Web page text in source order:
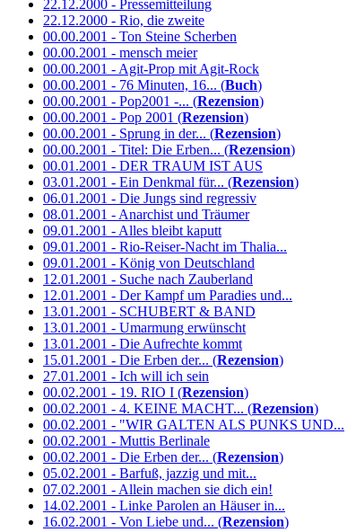
22.12.2000 - Pressemitteilung
22.12.2000 - Rio, die zweite
00.00.2001 - Ton Steine Scherben
00.00.2001 - mensch meier
00.00.2001 - Agit-Prop mit Agit-Rock
00.00.2001 - 76 Minuten, 16... (Buch)
00.00.2001 - Pop2001 -... (Rezension)
00.00.2001 - Pop 2001 (Rezension)
00.00.2001 - Sprung in der... (Rezension)
00.00.2001 - Titel: Die Erben... (Rezension)
00.01.2001 - DER TRAUM IST AUS
03.01.2001 - Ein Denkmal für... (Rezension)
06.01.2001 - Die Jungs sind regressiv
08.01.2001 - Anarchist und Träumer
09.01.2001 - Alles bleibt kaputt
09.01.2001 - Rio-Reiser-Nacht im Thalia...
09.01.2001 - König von Deutschland
12.01.2001 - Suche nach Zauberland
12.01.2001 - Der Kampf um Paradies und...
13.01.2001 - SCHUBERT & BAND
13.01.2001 - Umarmung erwünscht
13.01.2001 - Die Aufrechte kommt
15.01.2001 - Die Erben der... (Rezension)
27.01.2001 - Ich will ich sein
00.02.2001 - 19. RIO I (Rezension)
00.02.2001 - 4. KEINE MACHT... (Rezension)
00.02.2001 - "WIR GALTEN ALS PUNKS UND...
00.02.2001 - Muttis Berlinale
00.02.2001 - Die Erben der... (Rezension)
05.02.2001 - Barfuß, jazzig und mit...
07.02.2001 - Allein machen sie dich ein!
14.02.2001 - Linke Parolen an Häuser in...
16.02.2001 - Von Liebe und... (Rezension)